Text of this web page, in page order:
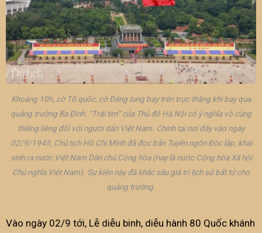
Khoảng 10h, cờ Tổ quốc, cờ Đảng tung bay trên trực thăng khi bay qua
quảng trường Ba Đình. “Trái tim” của Thủ đô Hà Nội có ý nghĩa vô cùng
thiêng liêng đối với người dân Việt Nam. Chính tại nơi đây vào ngày
02/9/1945, Chủ tịch Hồ Chí Minh đã đọc bản Tuyên ngôn Độc lập, khai
sinh ra nước Việt Nam Dân chủ Cộng hòa (nay là nước Cộng hòa Xã hội
Chủ nghĩa Việt Nam). Sự kiện này đã khắc sâu giá trị lịch sử bất tử cho
quảng trường.
Vào ngày 02/9 tới, Lễ diễu binh, diễu hành 80 Quốc khánh